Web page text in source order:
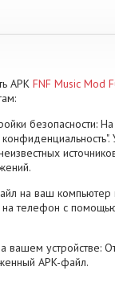
APK FNF Music Mod
безопасности:
на ваш
телефон с
вашем устройстве:
APK-файл.